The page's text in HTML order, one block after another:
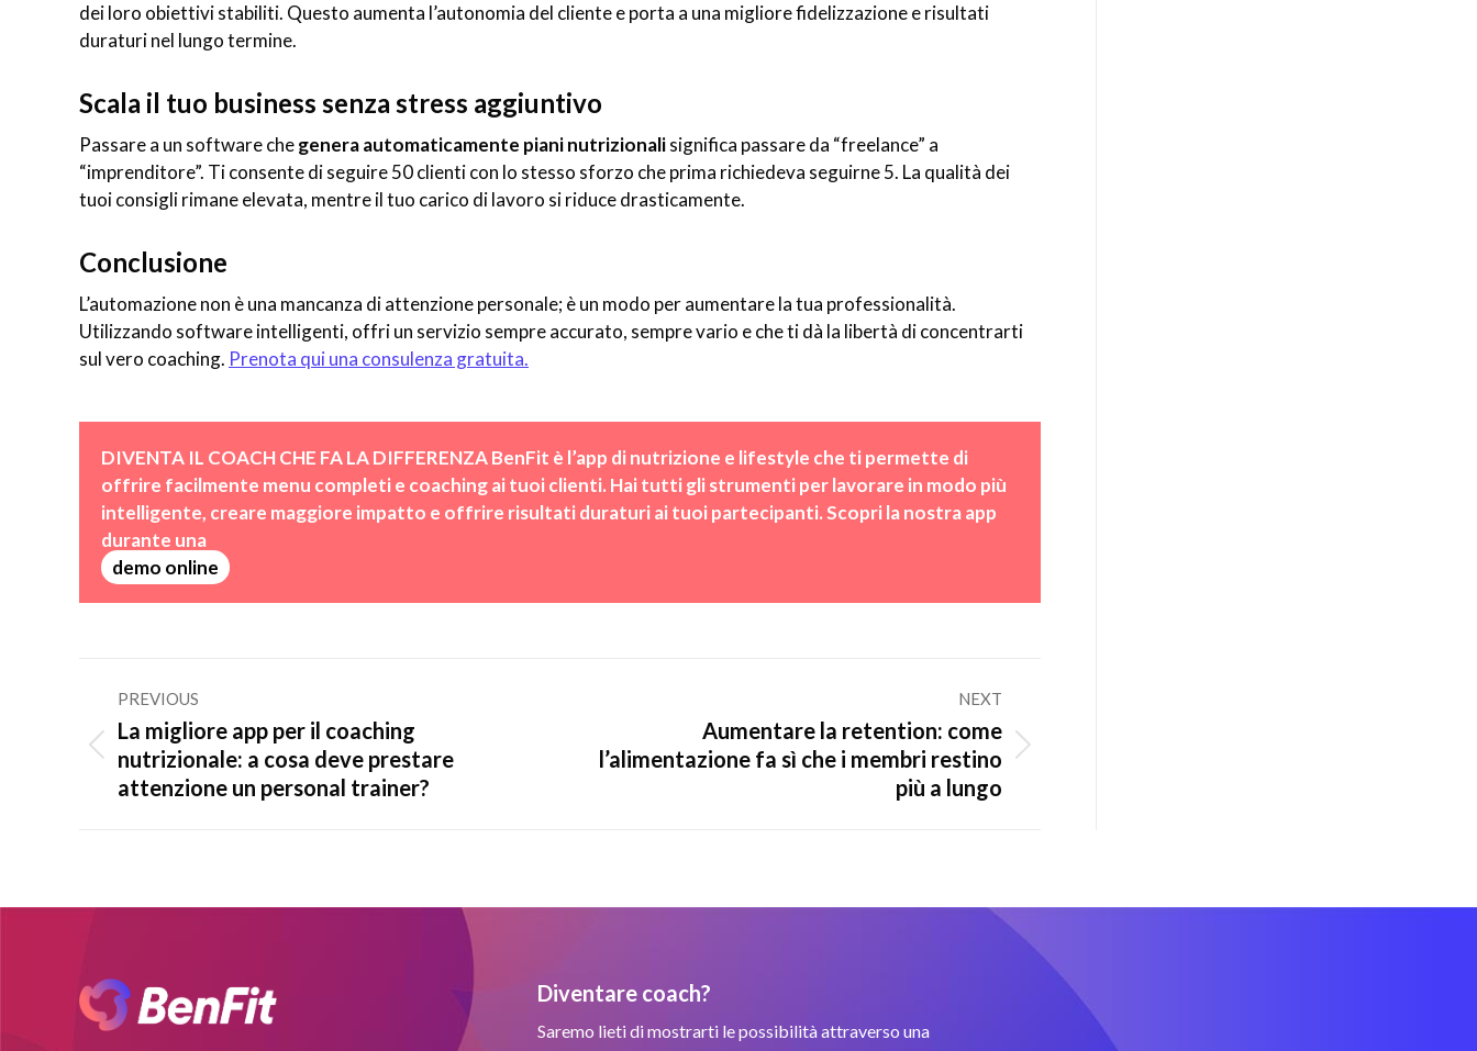
dei loro obiettivi stabiliti. Questo aumenta l’autonomia del cliente e porta a una migliore fidelizzazione e risultati
duraturi nel lungo termine.
Scala il tuo business senza stress aggiuntivo
Passare a un software chegenera automaticamente piani nutrizionalisignifica passare da “freelance” a
“imprenditore”. Ti consente di seguire 50 clienti con lo stesso sforzo che prima richiedeva seguirne 5. La qualità dei
tuoi consigli rimane elevata, mentre il tuo carico di lavoro si riduce drasticamente.
Conclusione
L’automazione non è una mancanza di attenzione personale; è un modo per aumentare la tua professionalità.
Utilizzando software intelligenti, offri un servizio sempre accurato, sempre vario e che ti dà la libertà di concentrarti
sul vero coaching. Prenota qui una consulenza gratuita.
DIVENTA IL COACH CHE FA LA DIFFERENZA BenFit è l’app di nutrizione e lifestyle che ti permette di
offrire facilmente menu completi e coaching ai tuoi clienti. Hai tutti gli strumenti per lavorare in modo più
intelligente, creare maggiore impatto e offrire risultati duraturi ai tuoi partecipanti. Scopri la nostra app
demo online
navigation
PREVIOUS
Previous
post:
La migliore app per il coaching
nutrizionale: a cosa deve prestare
attenzione un personal trainer?
NEXT
Next
Aumentare la retention: come
l’alimentazione fa sì che i membri restino
più a lungo
Diventare coach?
Saremo lieti di mostrarti le possibilità attraverso una